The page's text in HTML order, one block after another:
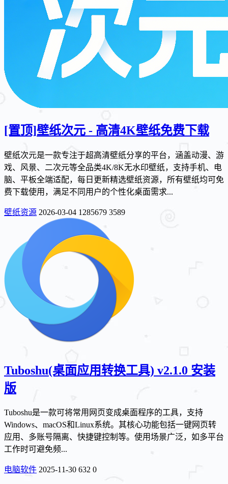
[置顶]壁纸次元 - 高清4K壁纸免费下载
壁纸次元是一款专注于超高清壁纸分享的平台，涵盖动漫、游
戏、风景、二次元等全品类4K/8K无水印壁纸，支持手机、电
脑、平板全端适配，每日更新精选壁纸资源，所有壁纸均可免
费下载使用，满足不同用户的个性化桌面需求...
壁纸资源 2026-03-04 1285679 3589
Tuboshu(桌面应用转换工具) v2.1.0 安装
版
Tuboshu是一款可将常用网页变成桌面程序的工具，支持
Windows、macOS和Linux系统。其核心功能包括一键网页转
应用、多账号隔离、快捷键控制等。使用场景广泛，如多平台
工作时可避免频...
电脑软件 2025-11-30 632 0